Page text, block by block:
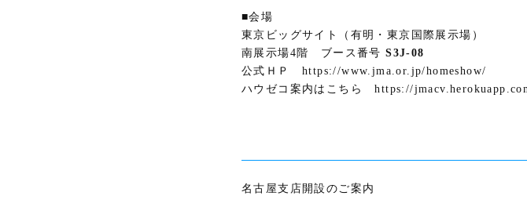
■会場
東京ビッグサイト（有明・東京国際展示場）
南展示場4階 ブース番号S3J-08
公式ＨＰ https://www.jma.or.jp/homeshow/
ハウゼコ案内はこちら https://
名古屋支店開設のご案内